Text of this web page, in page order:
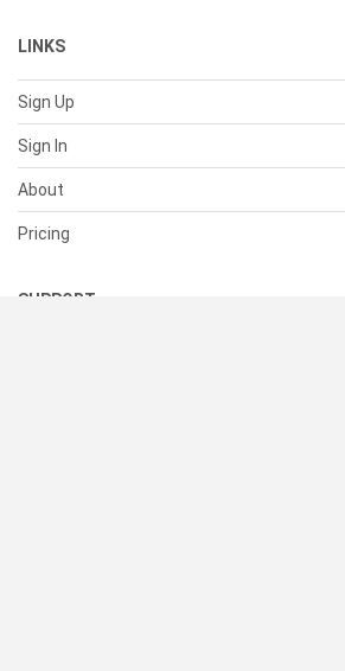
LINKS
Sign Up
Sign In
About
Pricing
SUPPORT